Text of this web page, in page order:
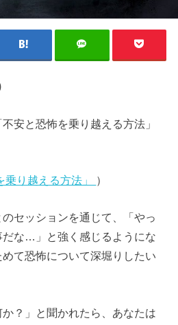
安と恐怖を乗り越える方法」
乗り越える方法」 ）
セッションを通じて、「やっ
だな…」と強く感じるようにな
て恐怖について深堀りしたい
？」と聞かれたら、あなたは